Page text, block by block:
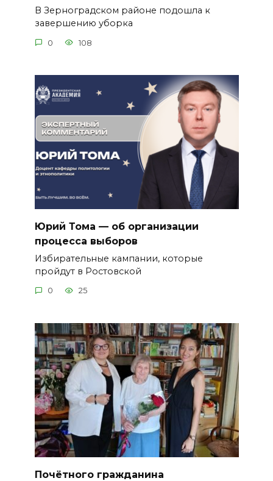
В Зерноградском районе подошла к
завершению уборка
0 108
Юрий Тома — об организации
процесса выборов
Избирательные кампании, которые
пройдут в Ростовской
0 25
Почётного гражданина